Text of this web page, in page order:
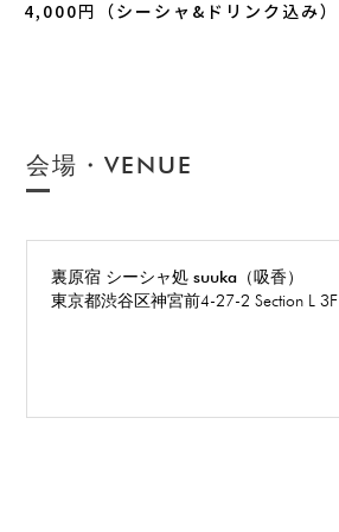
4,000円（シーシャ&ドリンク込み）
会場・VENUE
裏原宿 シーシャ処 suuka（吸香）
東京都渋谷区神宮前4-27-2 Section L 3F